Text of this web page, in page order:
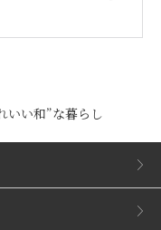
いい和”な暮らし